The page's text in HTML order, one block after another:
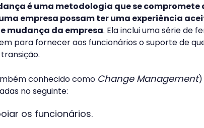
é uma metodologia que se compromete
empresa possam ter uma experiência
mudança da empresa. Ela inclui uma série de
para fornecer aos funcionários o suporte de
conhecido como Change Management)
no seguinte:
os funcionários.